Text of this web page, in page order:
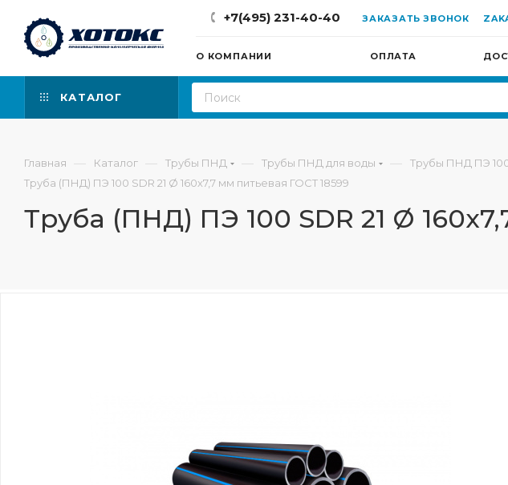
+7(495) 231-40-40 ЗАКАЗАТЬ ЗВОНОК
О КОМПАНИИ ОПЛАТА
КАТАЛОГ
Главная — Каталог — Трубы ПНД — Трубы ПНД для воды — Трубы ПНД ПЭ
Труба (ПНД) ПЭ 100 SDR 21 Ø 160х7,7 мм питьевая ГОСТ 18599
Труба (ПНД) ПЭ 100 SDR 21 Ø